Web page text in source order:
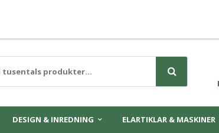
DESIGN & INREDNING ELARTIKLAR & MASKINER